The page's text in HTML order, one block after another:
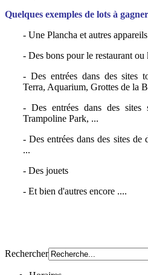
Quelques exemples de lots à
- Une Plancha et autres
- Des bons pour le restaurant ou
- Des entrées dans des sites
Terra, Aquarium, Grottes de la
- Des entrées dans des sites
Trampoline Park, ...
- Des entrées dans des sites
...
- Des jouets
- Et bien d'autres encore ....
Rechercher